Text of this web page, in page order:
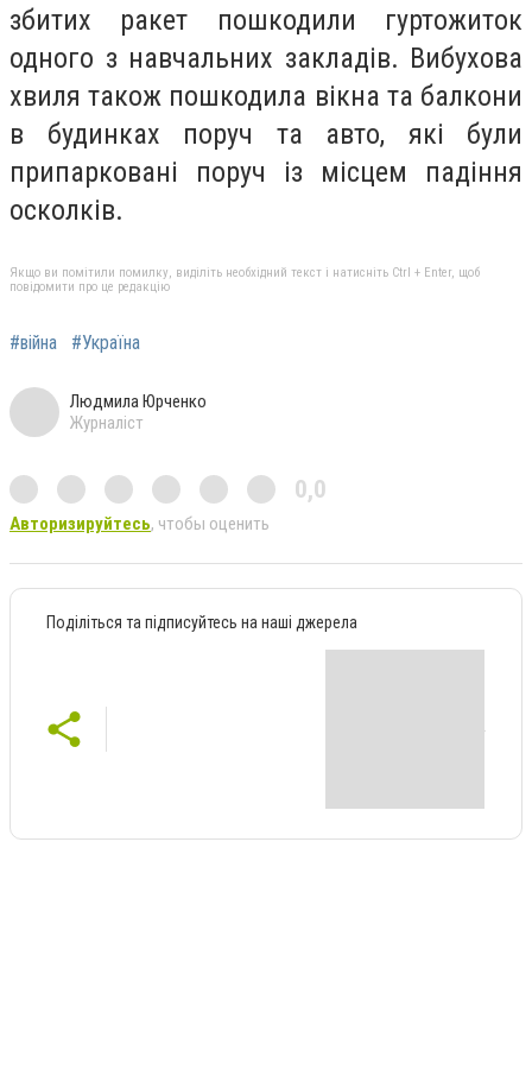
збитих ракет пошкодили гуртожиток
одного з навчальних закладів. Вибухова
хвиля також пошкодила вікна та балкони
в будинках поруч та авто, які були
припарковані поруч із місцем падіння
осколків.
Якщо ви помітили помилку, виділіть необхідний текст і натисніть Ctrl + Enter, щоб
повідомити про це редакцію
#війна #Україна
Людмила Юрченко
Журналіст
0,0
Авторизируйтесь, чтобы оценить
Поділіться та підписуйтесь на наші джерела